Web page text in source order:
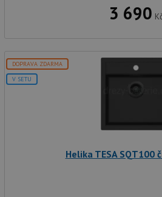
3 690
DOPRAVA ZDARMA
V SETU
Helika TESA SQT100